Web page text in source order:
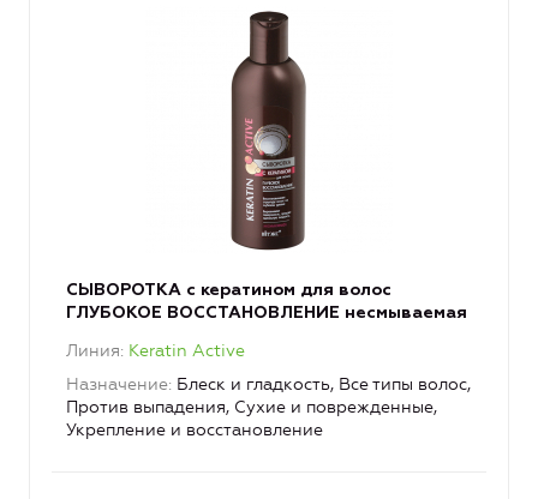
СЫВОРОТКА с кератином для волос
ГЛУБОКОЕ ВОССТАНОВЛЕНИЕ несмываемая
Линия Keratin Active
Назначение Блеск и гладкость, Все типы волос,
Против выпадения, Сухие и поврежденные,
Укрепление и восстановление